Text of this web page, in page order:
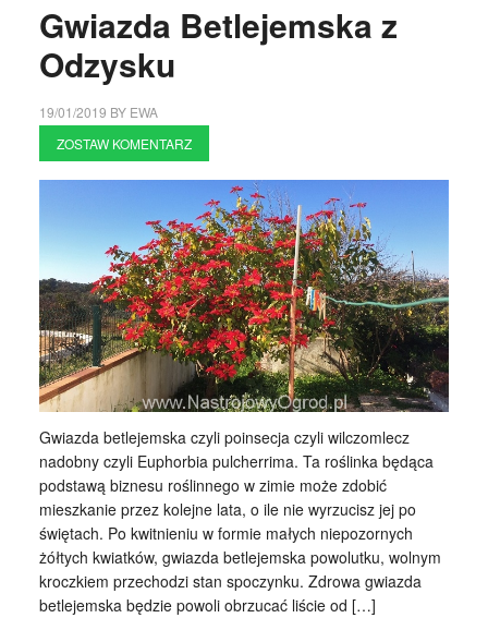
Gwiazda Betlejemska z
Odzysku
19/01/2019 BY EWA
ZOSTAW KOMENTARZ
Gwiazda betlejemska czyli poinsecja czyli wilczomlecz
nadobny czyli Euphorbia pulcherrima. Ta roślinka będąca
podstawą biznesu roślinnego w zimie może zdobić
mieszkanie przez kolejne lata, o ile nie wyrzucisz jej po
świętach. Po kwitnieniu w formie małych niepozornych
żółtych kwiatków, gwiazda betlejemska powolutku, wolnym
kroczkiem przechodzi stan spoczynku. Zdrowa gwiazda
betlejemska będzie powoli obrzucać liście od […]